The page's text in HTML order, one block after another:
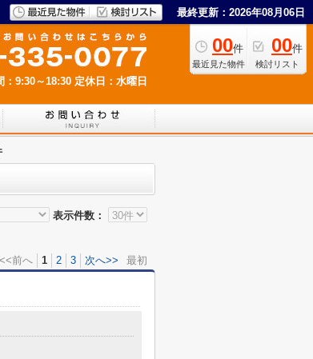
最終更新：2026年08月06日
00件
最近見た物件
00件
検討リスト
：9:30～18:30 定休日：水曜日
表示件数：
<<前へ 1 2 3 次へ>> 最初